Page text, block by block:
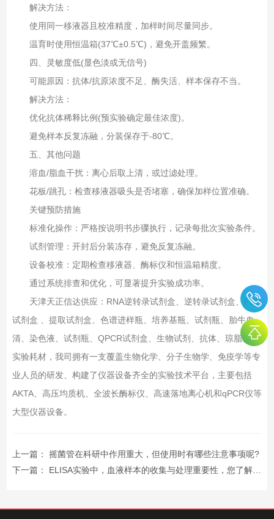
解决方法‌：
使用同一移液器且校准精度，加样时间尽量同步。
温育时使用恒温箱(37℃±0.5℃)，避免开盖频繁。
四、灵敏度低(显色淡或无信号)‌
可能原因‌：抗体/抗原浓度不足、酶失活、样本保存不当。
解决方法‌：
优化抗体稀释比例(预实验确定最佳浓度)。
避免样本反复冻融，分装保存于‌-80℃‌。
五、其他问题‌
溶血/脂血干扰‌：离心后取上清，或过滤处理。
花板/跳孔‌：检查移液器吸头是否堵塞，确保加样位置准确。
关键预防措施‌
标准化操作‌：严格按说明书步骤执行，记录每批次实验条件。
试剂管理‌：开封后分装冻存，避免反复冻融。
设备校准‌：定期检查移液器、酶标仪和恒温箱精度。
通过系统排查和优化，可显著提升实验成功率。
天津天正信达供应：RNA逆转录试剂盒、逆转录试剂盒、PCR
试剂盒 、提取试剂盒、色谱进样瓶、培养基瓶、试剂瓶、胎牛血
清、染色液、试剂瓶、QPCR试剂盒、生物试剂、抗体、琼脂糖、
实验耗材，我司拥有一支覆盖生物化学、分子生物学、免疫学等专
业人员的研发、构建了仪器设备齐全的实验技术平台，主要包括
AKTA、高压均质机、全波长酶标仪、高速落地离心机和qPCR仪等
大型仪器设备。
上一篇： 摇菌管在科研中作用重大，但使用时有哪些注意事项呢?
下一篇： ELISA实验中，血液样本的收集与处理重要性，您了解吗?